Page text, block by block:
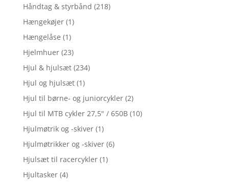
Håndtag & styrbånd (218)
Hængekøjer (1)
Hængelåse (1)
Hjelmhuer (23)
Hjul & hjulsæt (234)
Hjul og hjulsæt (1)
Hjul til børne- og juniorcykler (2)
Hjul til MTB cykler 27,5" / 650B (10)
Hjulmøtrik og -skiver (1)
Hjulmøtrikker og -skiver (6)
Hjulsæt til racercykler (1)
Hjultasker (4)